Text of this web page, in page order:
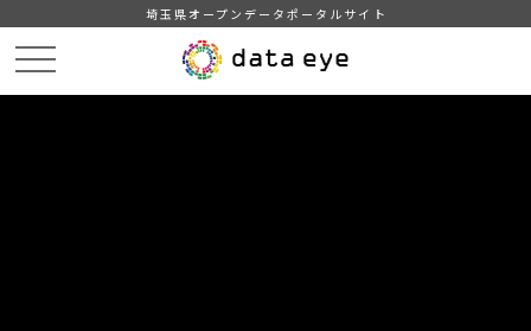
埼玉県オープンデータポータルサイト